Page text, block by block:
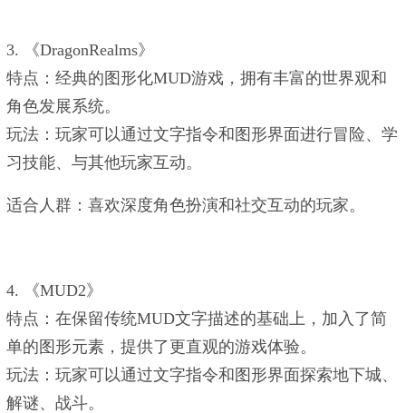
3. ‌《DragonRealms》‌
‌特点‌：经典的图形化MUD游戏，拥有丰富的世界观和
角色发展系统‌。
‌玩法‌：玩家可以通过文字指令和图形界面进行冒险、学
习技能、与其他玩家互动。
‌适合人群‌：喜欢深度角色扮演和社交互动的玩家。
4. ‌《MUD2》‌
‌特点‌：在保留传统MUD文字描述的基础上，加入了简
单的图形元素，提供了更直观的游戏体验‌。
‌玩法‌：玩家可以通过文字指令和图形界面探索地下城、
解谜、战斗。